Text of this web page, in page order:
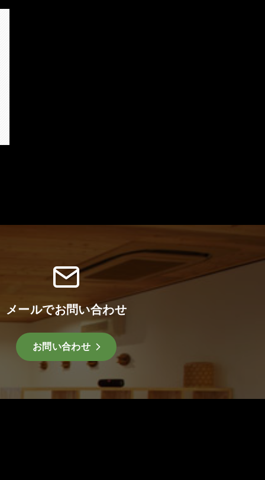
メールでお問い合わせ
お問い合わせ